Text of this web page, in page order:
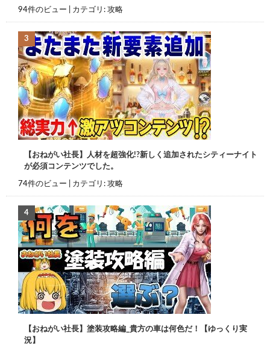
94件のビュー カテゴリ: 攻略
【おねがい社長】人材を超強化!?新しく追加されたシティーナイト
が必須コンテンツでした。
74件のビュー カテゴリ: 攻略
【おねがい社長】塗装攻略編_貴方の車は何色だ！【ゆっくり実
況】